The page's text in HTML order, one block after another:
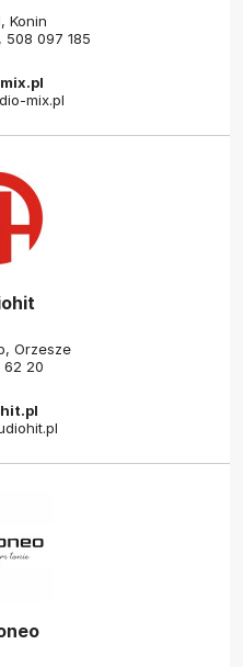
Konin
, 508 097 185
mix.pl
Orzesze
62 20